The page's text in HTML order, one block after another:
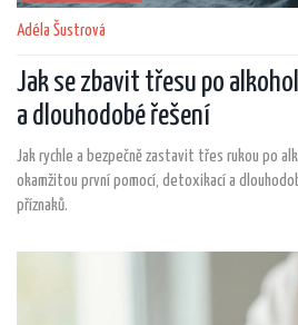
Adéla Šustrová
Jak se zbavit třesu po
a dlouhodobé řešení
Jak rychle a bezpečně zastavit třes rukou po
okamžitou první pomocí, detoxikací a
příznaků.